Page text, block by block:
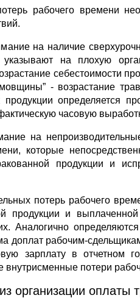
рабочего времени
на наличие
на плохую
себестоимости
- возрастание
определяется
часовую
на
которые
продукции и
потерь рабочего
продукции и
Аналогично
доплат рабочим-
зарплату в отчетном
внутрисменные потери
организации оплаты